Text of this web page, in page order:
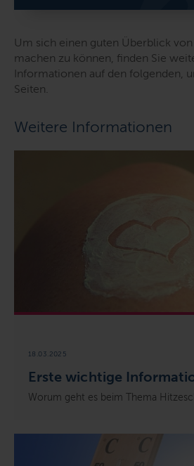
Um sich einen guten Überblick
machen zu können, finden Sie
Informationen auf den folgenden,
Seiten.
Weitere Informationen
Erste wichtige
18.03.2025
Worum geht es beim Thema